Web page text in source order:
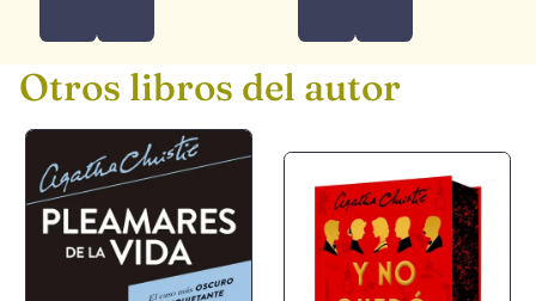
Otros libros del autor